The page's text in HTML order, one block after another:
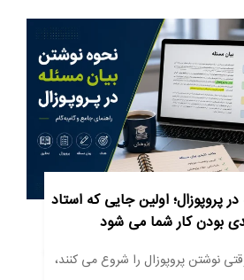
پروپوزال؛ اولین جایی که استاد
بودن کار شما می شود
نوشتن پروپوزال را شروع می کنند،